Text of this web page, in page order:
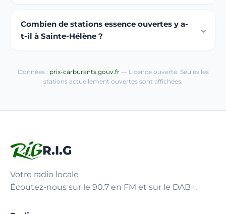
Combien de stations essence ouvertes y a-
t-il à Sainte-Hélène ?
Données : prix-carburants.gouv.fr— Licence ouverte. Seules les
stations actuellement ouvertes sont affichées.
R.I.G
Votre radio locale
Écoutez-nous sur le 90.7 en FM et sur le DAB+.